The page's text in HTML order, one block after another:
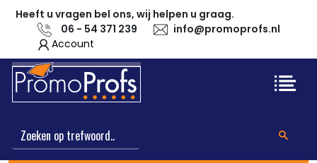
Heeft u vragen bel ons, wij helpen u graag.
06 - 54 371 239
info@promoprofs.nl
Account